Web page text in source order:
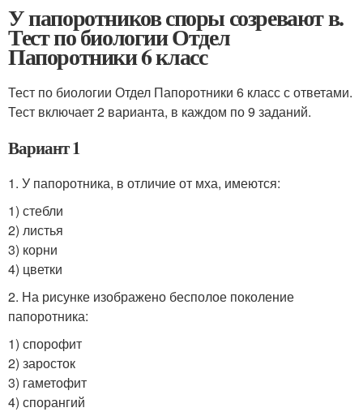
У папоротников споры созревают в.
Тест по биологии Отдел
Папоротники 6 класс
Тест по биологии Отдел Папоротники 6 класс с ответами.
Тест включает 2 варианта, в каждом по 9 заданий.
Вариант 1
1. У папоротника, в отличие от мха, имеются:
1) стебли
2) листья
3) корни
4) цветки
2. На рисунке изображено бесполое поколение
папоротника:
1) спорофит
2) заросток
3) гаметофит
4) спорангий